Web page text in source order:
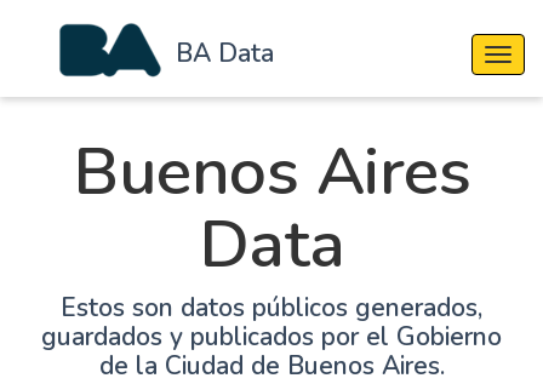
BA Data
Buenos Aires
Data
Estos son datos públicos generados,
guardados y publicados por el Gobierno
de la Ciudad de Buenos Aires.